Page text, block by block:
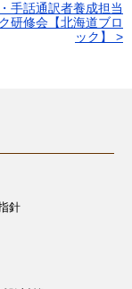
手話通訳者養成担当
研修会【北海道ブロ
ック】 >
針